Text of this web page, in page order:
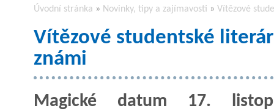
Úvodní stránka » Novinky, tipy a zajímavosti » Vítězové
Vítězové studentské
známi
Magické datum 17.